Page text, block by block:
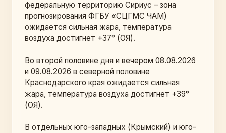
федеральную территорию Сириус – зона
прогнозирования ФГБУ «СЦГМС ЧАМ)
ожидается сильная жара, температура
воздуха достигнет +37° (ОЯ).
Во второй половине дня и вечером 08.08.2026
и 09.08.2026 в северной половине
Краснодарского края ожидается сильная
жара, температура воздуха достигнет +39°
(ОЯ).
В отдельных юго-западных (Крымский) и юго-